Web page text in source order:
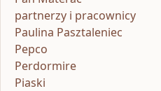
partnerzy i pracownicy
Paulina Pasztaleniec
Pepco
Perdormire
Piaski